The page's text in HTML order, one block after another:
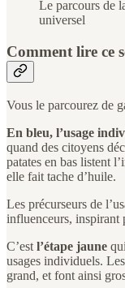
Le parcours de
universel
Comment lire ce
Vous le parcourez de
En bleu, l’usage
quand des citoyens
patates en bas listent
elle fait tache d’huile.
Les précurseurs de
influenceurs, inspirant
C’est l’étape jaune
usages individuels.
grand, et font ainsi